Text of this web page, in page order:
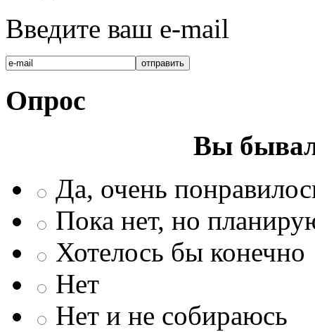
Введите ваш e-mail
Опрос
Вы
Да, очень
Пока нет, но
Хотелось бы конечно
Нет
Нет и не собираюсь